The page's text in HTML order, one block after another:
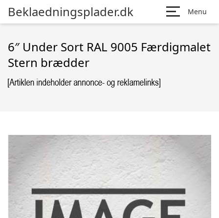
Beklaedningsplader.dk Menu
6″ Under Sort RAL 9005 Færdigmalet
Stern brædder